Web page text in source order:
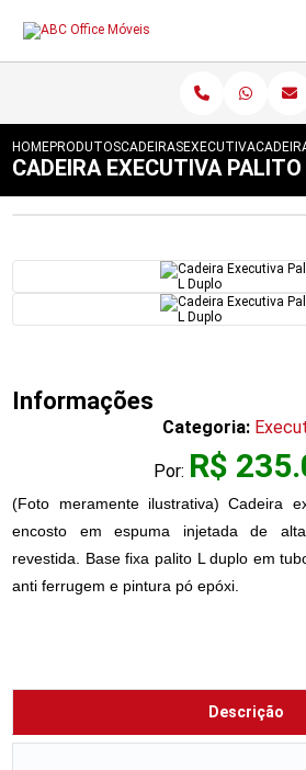
HOMEPRODUTOSCADEIRASEXECUTIVA
CADEIRA EXECUTIVA
Informações
Categoria:
Por: R$
(Foto meramente ilustrativa) Cadeira
encosto em espuma injetada de
revestida. Base fixa palito L duplo em
anti ferrugem e pintura pó epóxi.
Descrição